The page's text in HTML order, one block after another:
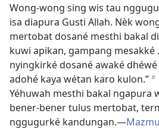
Wong-wong sing wis tau
isa diapura Gusti Allah. Nèk
mertobat dosané mesthi bakal
kuwi apikan, gampang mesakké
nyingkirké dosané awaké
adohé kaya wétan karo kulon.”b
Yéhuwah mesthi bakal ngapura
bener-bener tulus mertobat,
nggugurké kandungan.​—